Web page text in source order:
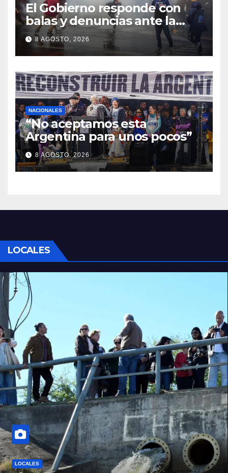
El Gobierno responde con
balas y denuncias ante la
protesta
8 AGOSTO, 2026
NACIONALES
“No aceptamos esta
Argentina para unos pocos”
8 AGOSTO, 2026
LOCALES
LOCALES